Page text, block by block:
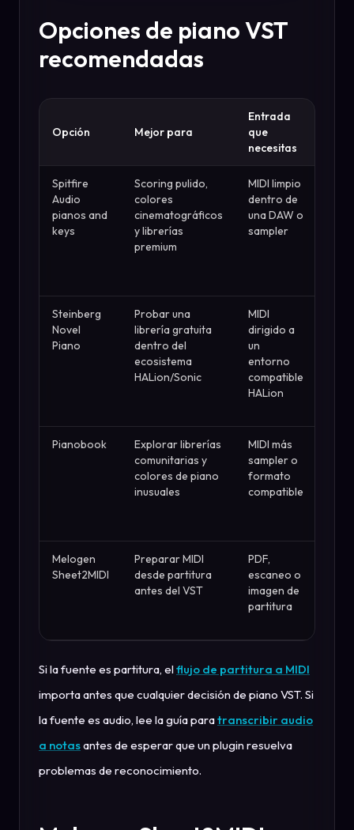
Opciones de piano VST
recomendadas
Opción Mejor para
Entrada
que
necesitas
Spitfire
Audio
pianos and
keys
Scoring pulido,
colores
cinematográficos
y librerías
premium
MIDI limpio
dentro de
una DAW o
sampler
Steinberg
Novel
Piano
Probar una
librería gratuita
dentro del
ecosistema
HALion/Sonic
MIDI
dirigido a
un
entorno
compatible
HALion
Pianobook
Explorar librerías
comunitarias y
colores de piano
inusuales
MIDI más
sampler o
formato
compatible
Melogen
Sheet2MIDI
Preparar MIDI
desde partitura
antes del VST
PDF,
escaneo o
imagen de
partitura
Si la fuente es partitura, elflujo de partitura a MIDI
importa antes que cualquier decisión de piano VST. Si
la fuente es audio, lee la guía paratranscribir audio
a notasantes de esperar que un plugin resuelva
problemas de reconocimiento.